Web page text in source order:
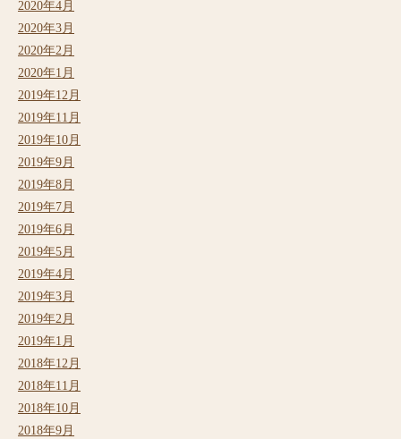
2020年4月
2020年3月
2020年2月
2020年1月
2019年12月
2019年11月
2019年10月
2019年9月
2019年8月
2019年7月
2019年6月
2019年5月
2019年4月
2019年3月
2019年2月
2019年1月
2018年12月
2018年11月
2018年10月
2018年9月